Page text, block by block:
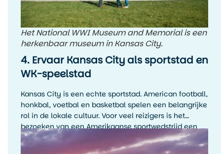
Het National WWI Museum and Memorial is een
herkenbaar museum in Kansas City.
4. Ervaar Kansas City als sportstad en
WK-speelstad
Kansas City is een echte sportstad. American football,
honkbal, voetbal en basketbal spelen een belangrijke
rol in de lokale cultuur. Voor veel reizigers is het
bezoeken van een Amerikaanse sportwedstrijd een
hoogtepunt van de reis, zelfs als je de sport zelf niet
wekelijks volgt.